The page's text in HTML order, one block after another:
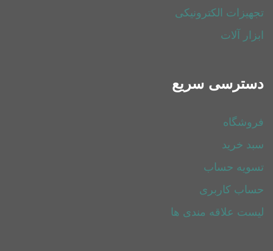
تجهیزات الکترونیکی
ابزار آلات
دسترسی سریع
فروشگاه
سبد خرید
تسویه حساب
حساب کاربری
لیست علاقه مندی ها